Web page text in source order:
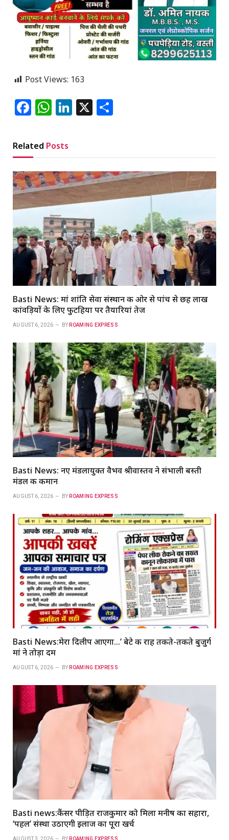
Post Views: 163
Facebook
WhatsApp
LinkedIn
X
Related Posts
Basti News: मां शांति सेवा संस्थान की ओर से पांच से छह लाख
कांवड़ियों के लिए फुटहिया पर तैयारियां तेज
AUGUST 6, 2026 BY ROAMING EXPRESS
Basti News: नए मंडलायुक्त वैभव श्रीवास्तव ने संभाली बस्ती
मंडल की कमान
AUGUST 6, 2026 BY ROAMING EXPRESS
Basti News:मेरा दिलीप आएगा…’ बेटे की राह तकते-तकते बुजुर्ग
मां ने तोड़ा दम
AUGUST 6, 2026 BY ROAMING EXPRESS
Basti news:कैंसर पीड़ित राजकुमार को मिला मनीष का सहारा,
‘पहल’ संस्था उठाएगी इलाज का पूरा खर्च
AUGUST 3, 2026 BY ROAMING EXPRESS